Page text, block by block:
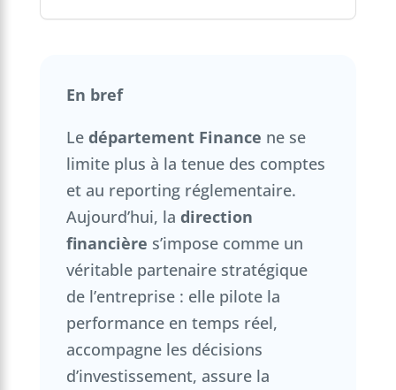
En bref
Le département Finance ne se
limite plus à la tenue des comptes
et au reporting réglementaire.
Aujourd’hui, la direction
financière s’impose comme un
véritable partenaire stratégique
de l’entreprise : elle pilote la
performance en temps réel,
accompagne les décisions
d’investissement, assure la